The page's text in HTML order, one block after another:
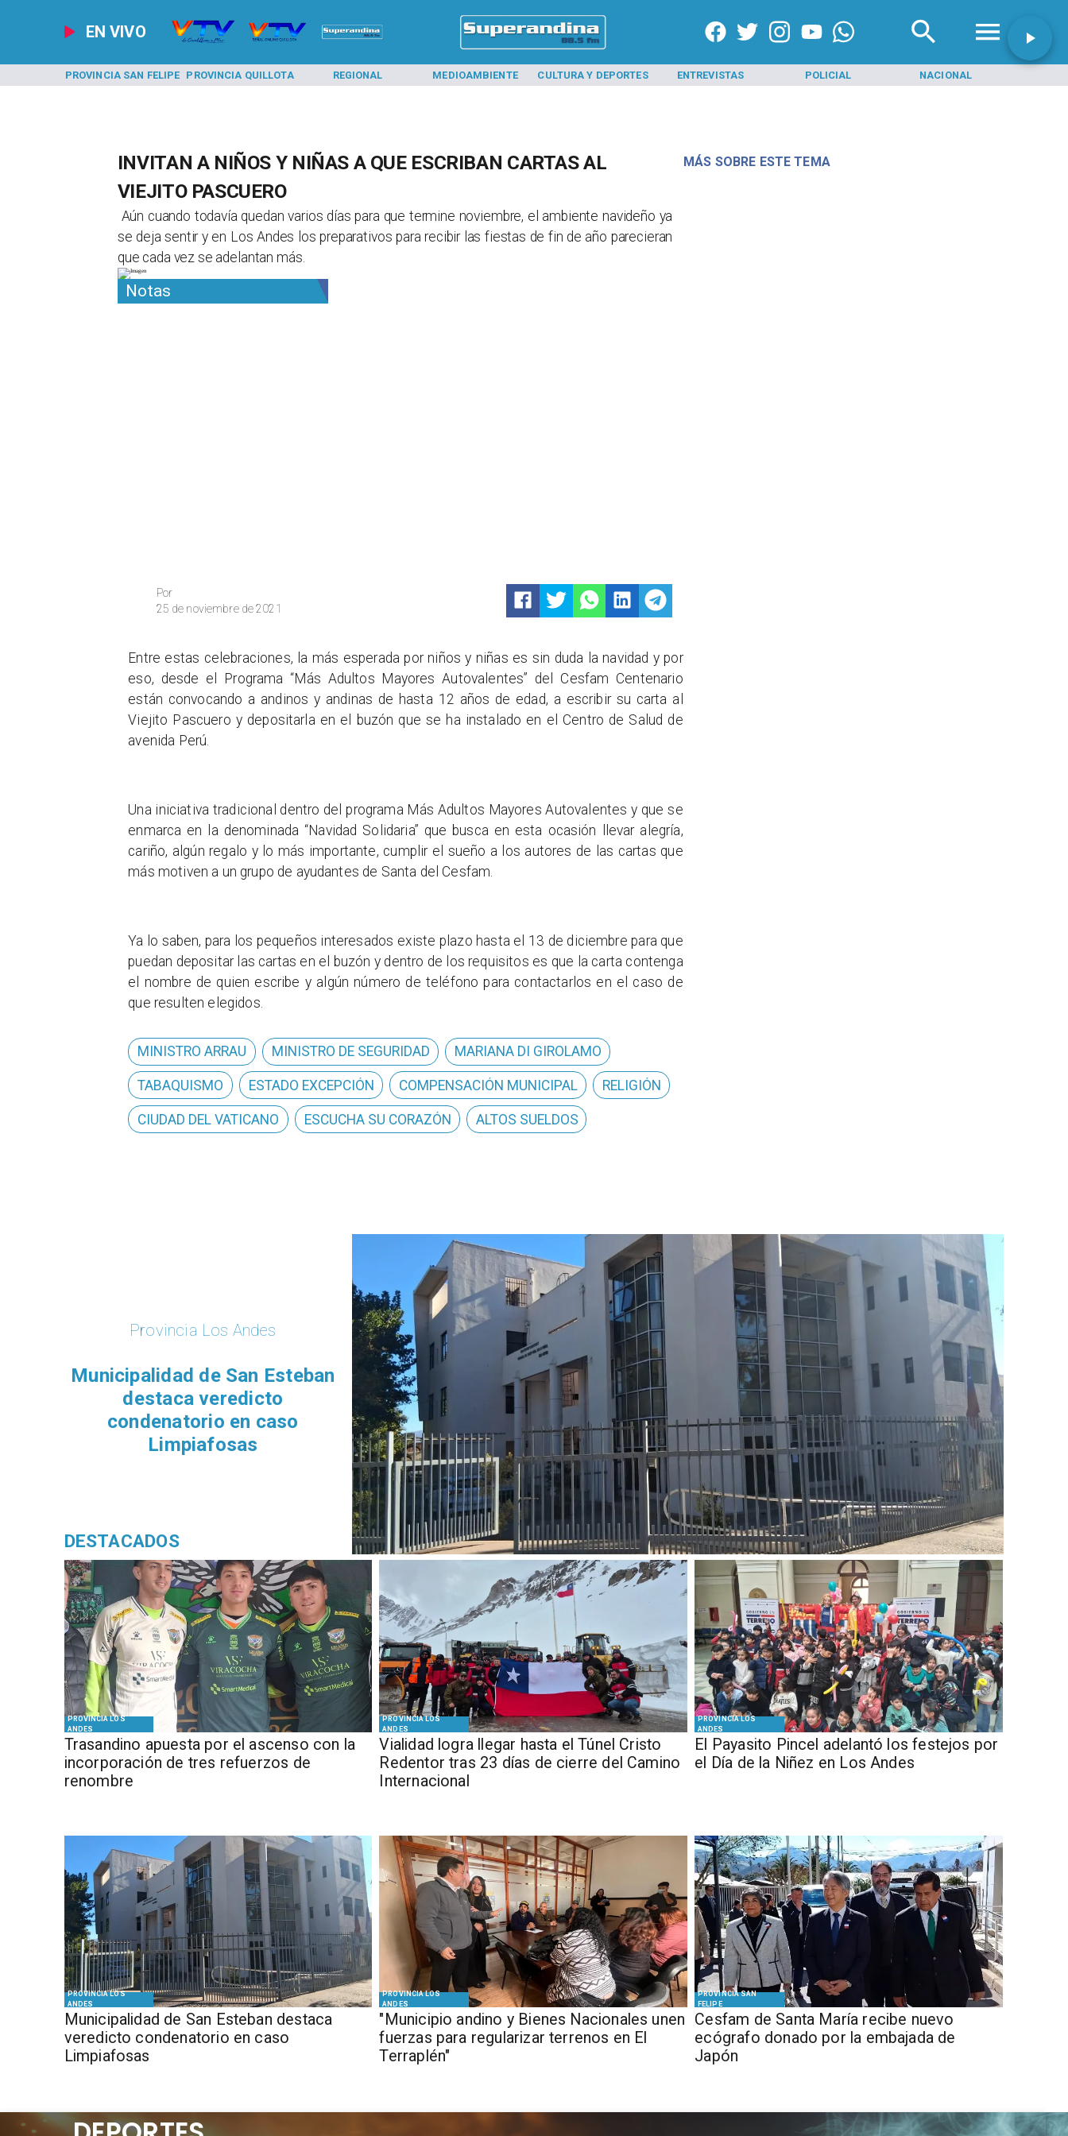
EN VIVO
PROVINCIA SAN FELIPE PROVINCIA QUILLOTA REGIONAL MEDIOAMBIENTE CULTURA Y DEPORTES ENTREVISTAS POLICIAL NACIONAL
Notas
Por
25 de noviembre de 2021
MÁS SOBRE ESTE TEMA
INVITAN A NIÑOS Y NIÑAS A QUE ESCRIBAN CARTAS AL
VIEJITO PASCUERO
​ ​Aún cuando todavía quedan varios días para que termine noviembre, el ambiente navideño ya
se deja sentir y en Los Andes los preparativos para recibir las fiestas de fin de año parecieran
que cada vez se adelantan más. ​
Entre estas celebraciones, la más esperada por niños y niñas es sin duda la navidad y por
eso, desde el Programa “Más Adultos Mayores Autovalentes” del Cesfam Centenario
están convocando a andinos y andinas de hasta 12 años de edad, a escribir su carta al
Viejito Pascuero y depositarla en el buzón que se ha instalado en el Centro de Salud de
avenida Perú.
Una iniciativa tradicional dentro del programa Más Adultos Mayores Autovalentes y que se
enmarca en la denominada “Navidad Solidaria” que busca en esta ocasión llevar alegría,
cariño, algún regalo y lo más importante, cumplir el sueño a los autores de las cartas que
más motiven a un grupo de ayudantes de Santa del Cesfam.
Ya lo saben, para los pequeños interesados existe plazo hasta el 13 de diciembre para que
puedan depositar las cartas en el buzón y dentro de los requisitos es que la carta contenga
el nombre de quien escribe y algún número de teléfono para contactarlos en el caso de
que resulten elegidos.
MINISTRO ARRAU MINISTRO DE SEGURIDAD MARIANA DI GIROLAMO
TABAQUISMO ESTADO EXCEPCIÓN COMPENSACIÓN MUNICIPAL RELIGIÓN
CIUDAD DEL VATICANO ESCUCHA SU CORAZÓN ALTOS SUELDOS
PROVINCIA LOS
ANDES
Trasandino apuesta por el ascenso con la
incorporación de tres refuerzos de
renombre
PROVINCIA LOS
ANDES
Vialidad logra llegar hasta el Túnel Cristo
Redentor tras 23 días de cierre del Camino
Internacional
PROVINCIA LOS
ANDES
El Payasito Pincel adelantó los festejos por
el Día de la Niñez en Los Andes
PROVINCIA LOS
ANDES
Municipalidad de San Esteban destaca
veredicto condenatorio en caso
Limpiafosas
PROVINCIA LOS
ANDES
"Municipio andino y Bienes Nacionales unen
fuerzas para regularizar terrenos en El
Terraplén"
PROVINCIA SAN
FELIPE
Cesfam de Santa María recibe nuevo
ecógrafo donado por la embajada de
Japón
Provincia Los Andes
Municipalidad de San Esteban
destaca veredicto
condenatorio en caso
Limpiafosas
DESTACADOS